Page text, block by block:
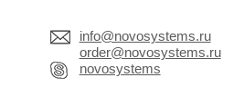
info@novosystems.ru
order@novosystems.ru
novosystems